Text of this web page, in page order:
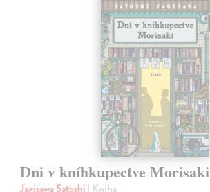
Dni v kníhkupectve Morisaki
Jagisawa Satoshi | Kniha